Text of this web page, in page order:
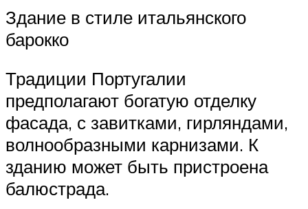
Здание в стиле итальянского
барокко
Традиции Португалии
предполагают богатую отделку
фасада, с завитками, гирляндами,
волнообразными карнизами. К
зданию может быть пристроена
балюстрада.